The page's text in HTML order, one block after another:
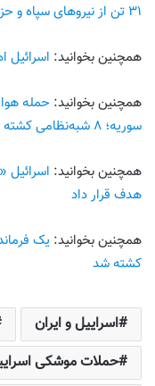
۳۱ تن از نیروهای سپاه و حزب‌الله است
همچنین بخوانید: اسرائیل
همچنین بخوانید: حمله
سوریه؛ ۸ شبه‌نظامی کشته شدند
همچنین بخوانید: اسرائیل
هدف قرار داد
همچنین بخوانید: یک
کشته شد
اسراییل و ایران
حملات موشکی